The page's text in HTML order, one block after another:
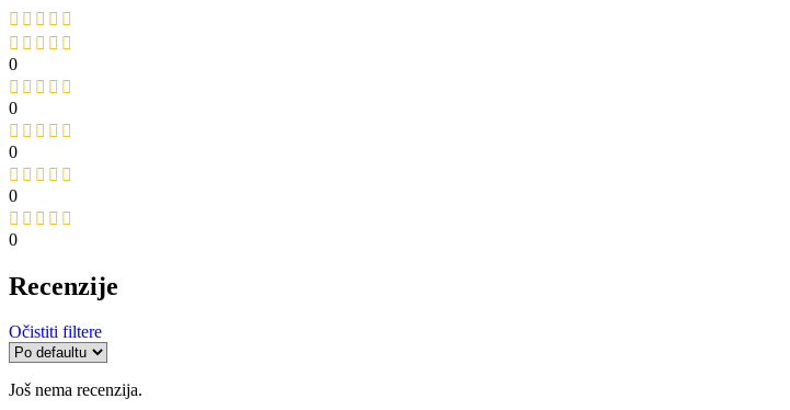
0
0
0
0
0
Recenzije
Očistiti filtere
Još nema recenzija.